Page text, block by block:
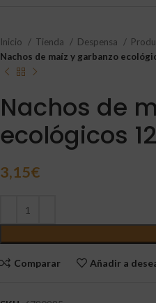
Inicio Tienda Despensa
Nachos de maíz y garbanzo
Nachos de
ecológicos
3,15€
Comparar Añadir a